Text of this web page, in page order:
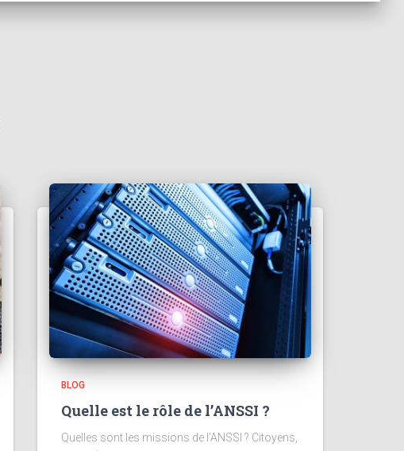
BLOG
Quelle est le rôle de l’ANSSI ?
Quelles sont les missions de l’ANSSI ? Citoyens,